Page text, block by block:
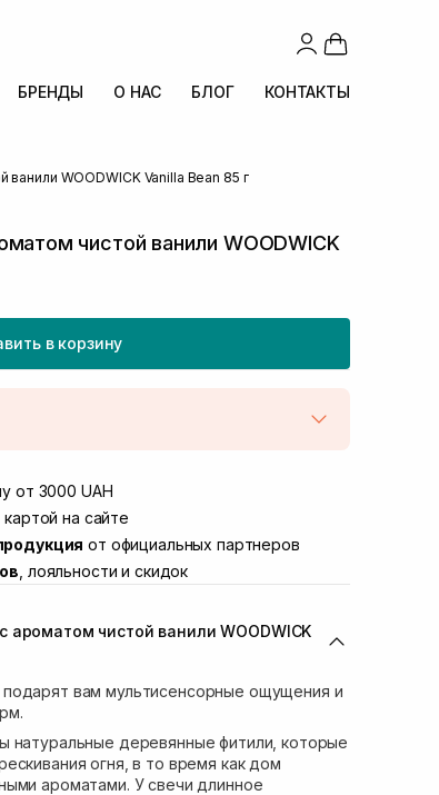
БРЕНДЫ О НАС БЛОГ КОНТАКТЫ
WOODWICK Vanilla Bean 85 г
чистой ванили WOODWICK
в корзину
4
Подстригача, 1В (Duck's
36) В наличии
Бандеры 43 В наличии
и Гудачека 23 (ТЦ Экватор) Нет в наличии!
от 3000 UAH
на сайте
от официальных партнеров
, лояльности и скидок
чистой ванили WOODWICK
вам мультисенсорные ощущения и
натуральные деревянные фитили, которые
огня, в то время как дом
ароматами. У свечи длинное